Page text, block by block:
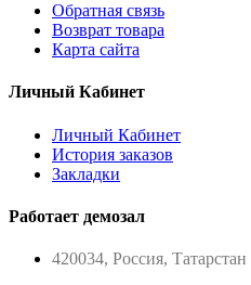
Обратная связь
Возврат товара
Карта сайта
Личный Кабинет
Личный Кабинет
История заказов
Закладки
Работает демозал
420034, Россия, Татарстан